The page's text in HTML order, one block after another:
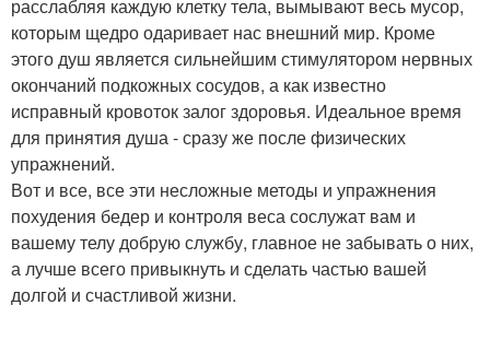
расслабляя каждую клетку тела, вымывают весь мусор,
которым щедро одаривает нас внешний мир. Кроме
этого душ является сильнейшим стимулятором нервных
окончаний подкожных сосудов, а как известно
исправный кровоток залог здоровья. Идеальное время
для принятия душа - сразу же после физических
упражнений.
Вот и все, все эти несложные методы и упражнения
похудения бедер и контроля веса сослужат вам и
вашему телу добрую службу, главное не забывать о них,
а лучше всего привыкнуть и сделать частью вашей
долгой и счастливой жизни.